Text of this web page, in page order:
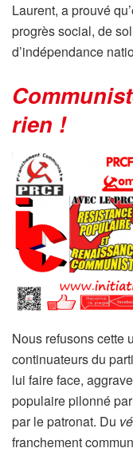
Laurent, a prouvé
progrès social, de
d’indépendance
rien !
Nous refusons cette
continuateurs du
lui faire face,
populaire pilonné
par le patronat. Du
franchement